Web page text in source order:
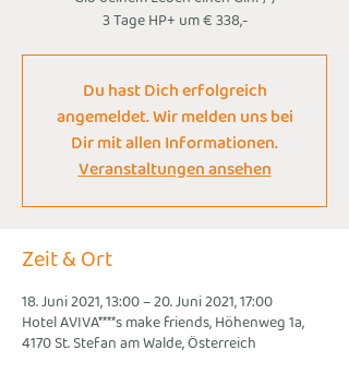
3 Tage HP+ um € 338,-
Du hast Dich erfolgreich
angemeldet. Wir melden uns bei
Dir mit allen Informationen.
Veranstaltungen ansehen
Zeit & Ort
18. Juni 2021, 13:00 – 20. Juni 2021, 17:00
Hotel AVIVA****s make friends, Höhenweg 1a,
4170 St. Stefan am Walde, Österreich